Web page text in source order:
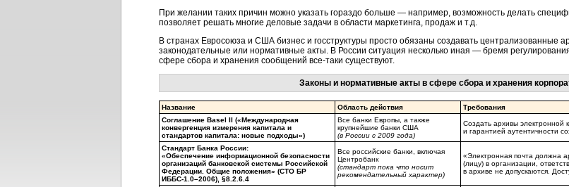
При желании таких причин можно указать гораздо больше — например, возможность делать
позволяет решать многие деловые задачи в области маркетинга, продаж и т.д.
В странах Евросоюза и США бизнес и госструктуры просто обязаны создавать централизованные
законодательные или нормативные акты. В России ситуация несколько иная — бремя
сфере сбора и хранения сообщений все-таки существуют.
Законы и нормативные акты в сфере сбора и хранения
Название Область действия
Требования
Соглашение Basel II («Международная
конвергенция измерения капитала и
стандартов капитала: новые подходы»)
Все банки Европы, а также
крупнейшие банки США
(в России с 2009 года)
Создать архивы электронной
и гарантией аутентичности
Стандарт Банка России:
«Обеспечение информационной безопасности
организаций банковской системы Российской
Федерации. Общие положения» (СТО БР
ИББС-1.0–2006), §8.2.6.4
Все российские банки, включая
Центробанк
(стандарт пока что носит
рекомендательный характер)
«Электронная почта должна
(лицу) в организации,
в архиве не допускаются.